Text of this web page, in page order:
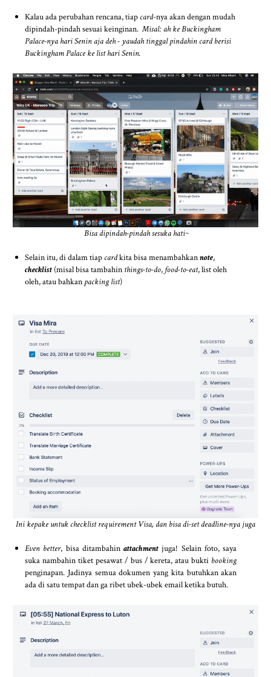
Kalau ada perubahan rencana, tiap card-nya akan dengan mudah
dipindah-pindah sesuai keinginan.Misal: ah ke Buckingham
Palace-nya hari Senin aja deh - yaudah tinggal pindahin card berisi
Buckingham Palace ke list hari Senin.
Bisa dipindah-pindah sesuka hati~
Selain itu, di dalam tiap cardkita bisa menambahkannote,
checklist (misal bisa tambahin things-to-do, food-to-eat, list oleh
oleh, atau bahkan packing list)
Ini kepake untuk checklist requirement Visa, dan bisa di-set deadline-nya juga
Even better, bisa ditambahinattachment juga! Selain foto, saya
suka nambahin tiket pesawat / bus / kereta, atau bukti booking
penginapan. Jadinya semua dokumen yang kita butuhkan akan
ada di satu tempat dan ga ribet ubek-ubek email ketika butuh.